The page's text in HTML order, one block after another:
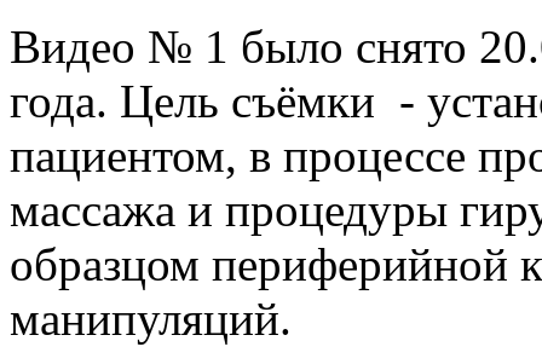
Видео № 1 было снято
года. Цель съёмки -
пациентом, в процессе
массажа и процедуры
образцом периферийной
манипуляций.